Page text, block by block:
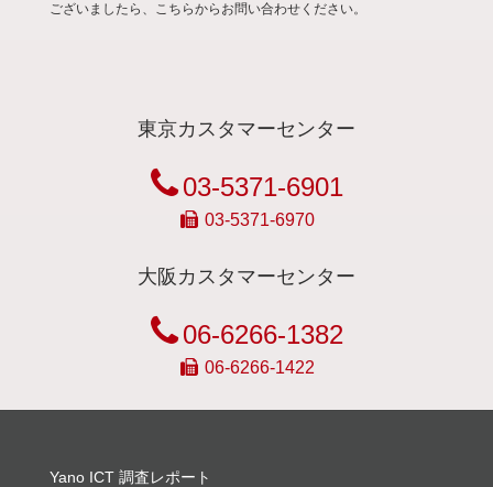
ございましたら、こちらからお問い合わせください。
東京カスタマーセンター
03-5371-6901
03-5371-6970
大阪カスタマーセンター
06-6266-1382
06-6266-1422
Yano ICT 調査レポート